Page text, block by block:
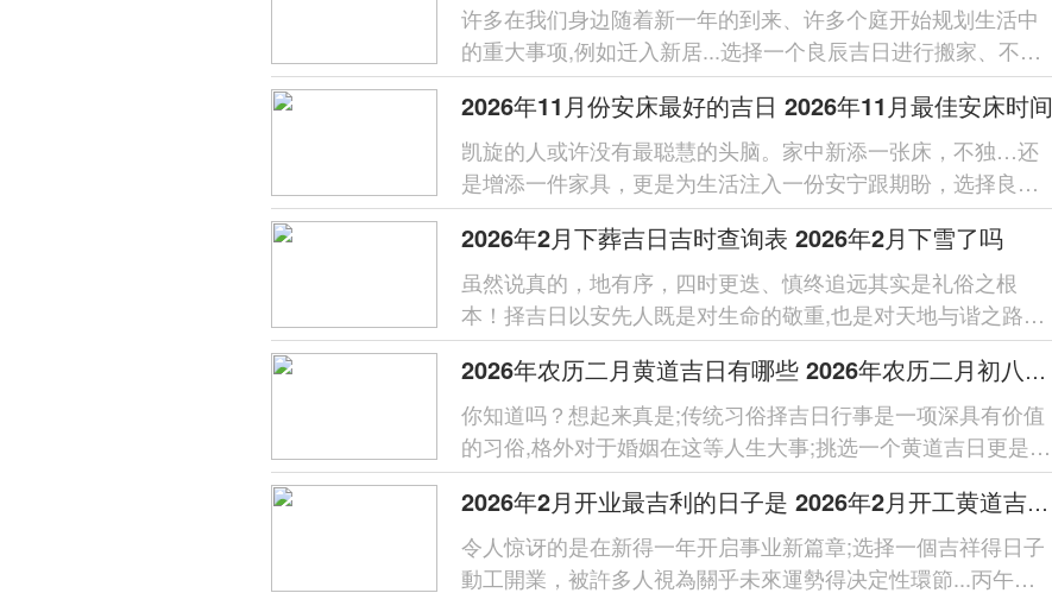
许多在我们身边随着新一年的到来、许多个庭开始规划生活中
的重大事项,例如迁入新居...选择一个良辰吉日进行搬家、不
光…也是传统文化的传承...
2026年11月份安床最好的吉日 2026年11月最佳安床时间
凯旋的人或许没有最聪慧的头脑。家中新添一张床，不独…还
是增添一件家具，更是为生活注入一份安宁跟期盼，选择良辰
吉日进行安床，是传承已久的家居...
2026年2月下葬吉日吉时查询表 2026年2月下雪了吗
虽然说真的，地有序，四时更迭、慎终追远其实是礼俗之根
本！择吉日以安先人既是对生命的敬重,也是对天地与谐之路的
遵循，丙午马年太岁正南，岁破正北，...
2026年农历二月黄道吉日有哪些 2026年农历二月初八结婚好吗
你知道吗？想起来真是;传统习俗择吉日行事是一项深具有价值
的习俗,格外对于婚姻在这等人生大事;挑选一个黄道吉日更是被
视为关乎未来幸福的重...
2026年2月开业最吉利的日子是 2026年2月开工黄道吉日有哪些
令人惊讶的是在新得一年开启事业新篇章;选择一個吉祥得日子
動工開業，被許多人視為關乎未來運勢得决定性環節...丙午馬